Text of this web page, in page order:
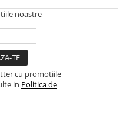
noastre
cu promotiile
in Politica de